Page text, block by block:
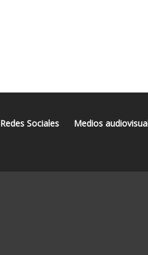
Redes Sociales Medios